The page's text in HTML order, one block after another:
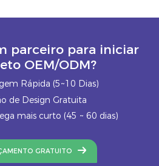
parceiro para iniciar
OEM/ODM?
Rápida (5~10 Dias)
de Design Gratuita
mais curto (45 ~ 60 dias)
GRATUITO